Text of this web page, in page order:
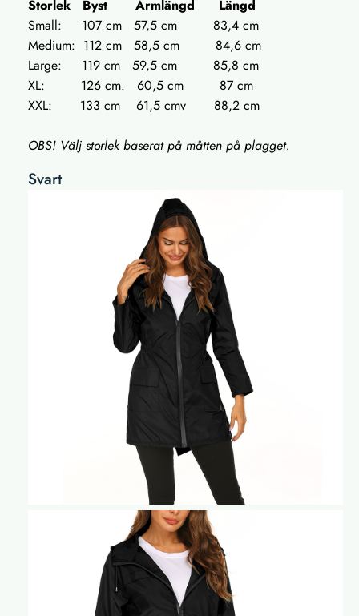
Storlek Byst Ärmlängd Längd
Small: 107 cm 57,5 cm 83,4 cm
Medium: 112 cm 58,5 cm 84,6 cm
Large: 119 cm 59,5 cm 85,8 cm
XL: 126 cm. 60,5 cm 87 cm
XXL: 133 cm 61,5 cmv 88,2 cm
OBS! Välj storlek baserat på måtten på plagget.
Svart